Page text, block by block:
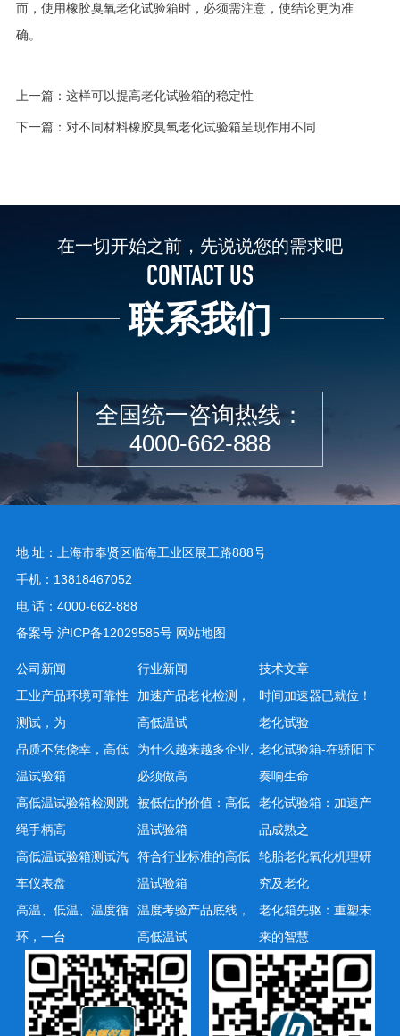
而，使用橡胶臭氧老化试验箱时，必须需注意，使结论更为准
确。
上一篇： 这样可以提高老化试验箱的稳定性
下一篇： 对不同材料橡胶臭氧老化试验箱呈现作用不同
在一切开始之前，先说说您的需求吧
CONTACT US
联系我们
全国统一咨询热线：
4000-662-888
地 址：上海市奉贤区临海工业区展工路888号
手机：13818467052
电 话：4000-662-888
备案号 沪ICP备12029585号 网站地图
公司新闻
工业产品环境可靠性
测试，为
品质不凭侥幸，高低
温试验箱
高低温试验箱检测跳
绳手柄高
高低温试验箱测试汽
车仪表盘
高温、低温、温度循
环，一台
行业新闻
加速产品老化检测，
高低温试
为什么越来越多企业,
必须做高
被低估的价值：高低
温试验箱
符合行业标准的高低
温试验箱
温度考验产品底线，
高低温试
技术文章
时间加速器已就位！
老化试验
老化试验箱-在骄阳下
奏响生命
老化试验箱：加速产
品成熟之
轮胎老化氧化机理研
究及老化
老化箱先驱：重塑未
来的智慧